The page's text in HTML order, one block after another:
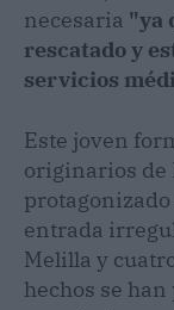
necesaria "ya
rescatado y
servicios
Este joven
originarios de
entrada
Melilla y
hechos se